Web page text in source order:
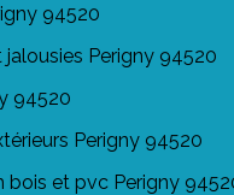
94520
Perigny 94520
94520
Perigny 94520
bois et pvc Perigny